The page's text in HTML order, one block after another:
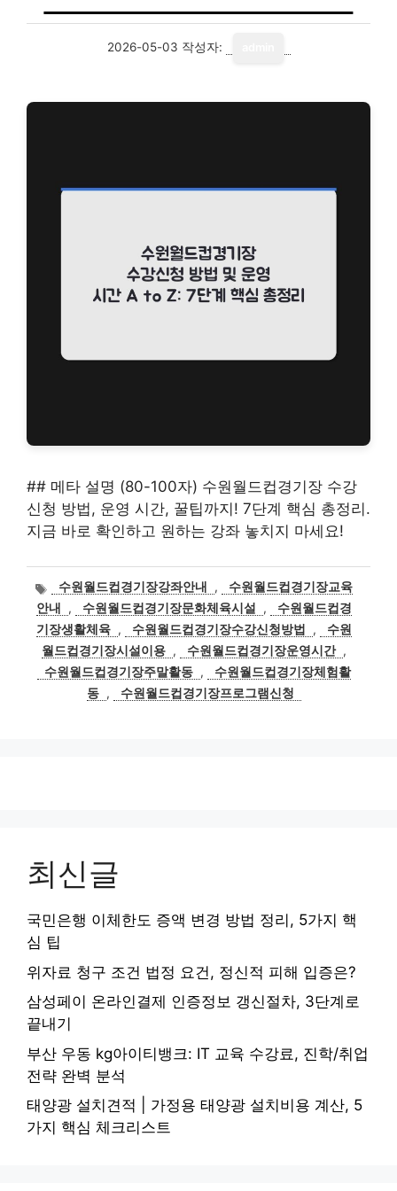
2026-05-03 작성자:
## 메타 설명 (80-100자) 수원월드컵경기장 수강
신청 방법, 운영 시간, 꿀팁까지! 7단계 핵심 총정리.
지금 바로 확인하고 원하는 강좌 놓치지 마세요!
태
그
수원월드컵경기장강좌안내 ,
수원월드컵경기장교육
안내
, 수원월드컵경기장문화체육시설 ,
수원월드컵경
기장생활체육 , 수원월드컵경기장수강신청방법 ,
수원
월드컵경기장시설이용 , 수원월드컵경기장운영시간 ,
수원월드컵경기장주말활동 ,
수원월드컵경기장체험활
동 , 수원월드컵경기장프로그램신청
최신글
국민은행 이체한도 증액 변경 방법 정리, 5가지 핵
심 팁
위자료 청구 조건 법정 요건, 정신적 피해 입증은?
삼성페이 온라인결제 인증정보 갱신절차, 3단계로
끝내기
부산 우동 kg아이티뱅크: IT 교육 수강료, 진학/취업
전략 완벽 분석
태양광 설치견적 | 가정용 태양광 설치비용 계산, 5
가지 핵심 체크리스트